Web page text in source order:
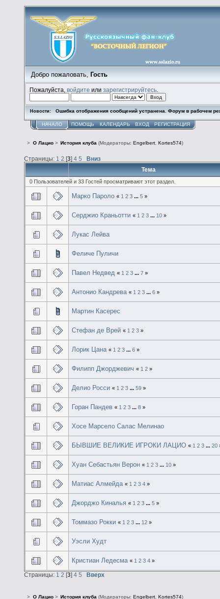
Добро пожаловать, Гость
Пожалуйста,войдите илизарегистрируйтесь
Новости: Ошибка отображения сообщений устранена. Форум в рабочем
НАЧАЛО ПОМОЩЬ КАЛЕНДАРЬ ВХОД РЕГИСТРАЦИЯ
> О Лацио> История клуба (Модераторы: Engelbert, Kortes574)
Страницы: 1 2 [3] 4 5
Вниз
Тема
0 Пользователей и 33 Гостей просматривают этот раздел.
Марко Пароло « 1 2 3 ...5 »
Серджио Краньотти « 1 2 3 ... 10 »
Лукас Лейва
Феличе Пуличи
Павел Недвед « 1 2 3 ...7 »
Антонио Кандрева « 1 2 3 ...6 »
Мартин Касерес
Стефан де Врей « 1 2 3 »
Лорик Цана « 1 2 3 ...6 »
Филипп Джорджевич « 1 2 »
Делио Росси« 1 2 3 ...59 »
Горан Пандев« 1 2 3 ...8 »
Хосе Марсело Салас Мелинао
БЫВШИЕ ВЕЛИКИЕ ИГРОКИ ЛАЦИО « 1 2 3 ...20
Хуан Себастьян Верон « 1 2 3 ... 10 »
Матиас Алмейда « 1 2 3 4 »
Джорджо Киналья « 1 2 3 ...5 »
Томмазо Рокки « 1 2 3 ... 12 »
Уэсли Худт
Кристиан Ледесма « 1 2 3 4 »
Страницы: 1 2 [3] 4 5 Вверх
> О Лацио> История клуба(Модераторы: Engelbert, Kortes574)